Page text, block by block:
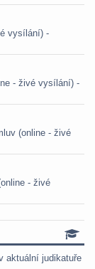
vysílání) -
- živé vysílání) -
(online - živé
- živé
aktuální judikatuře